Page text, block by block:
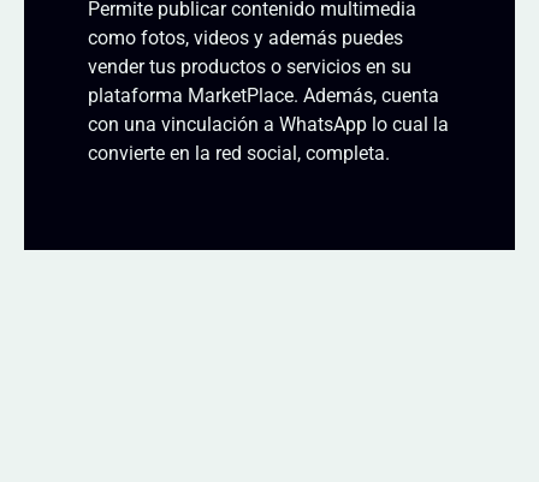
Permite publicar contenido multimedia
como fotos, videos y además puedes
vender tus productos o servicios en su
plataforma MarketPlace. Además, cuenta
con una vinculación a WhatsApp lo cual la
convierte en la red social, completa.